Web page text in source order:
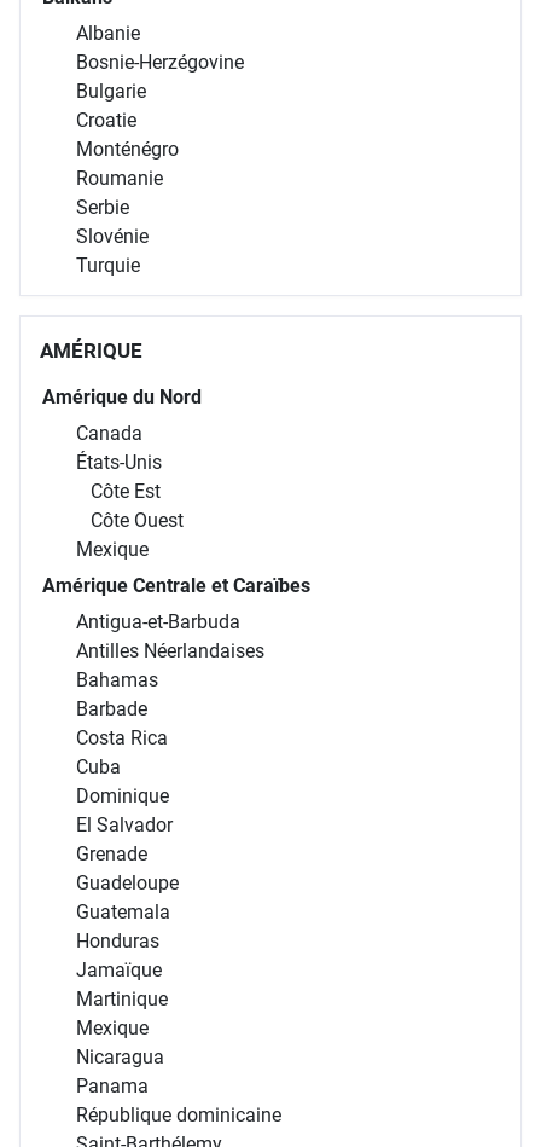
Albanie
Bosnie-Herzégovine
Bulgarie
Croatie
Monténégro
Roumanie
Serbie
Slovénie
Turquie
AMÉRIQUE
Amérique du Nord
Canada
États-Unis
Côte Est
Côte Ouest
Mexique
Amérique Centrale et Caraïbes
Antigua-et-Barbuda
Antilles Néerlandaises
Bahamas
Barbade
Costa Rica
Cuba
Dominique
El Salvador
Grenade
Guadeloupe
Guatemala
Honduras
Jamaïque
Martinique
Mexique
Nicaragua
Panama
République dominicaine